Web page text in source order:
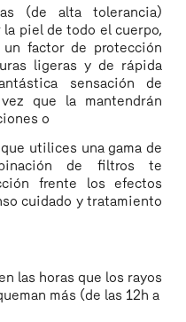
(de alta tolerancia)
piel de todo el cuerpo,
un factor de protección
ligeras y de rápida
sensación de
que la mantendrán
o
utilices una gama de
de filtros te
frente los efectos
cuidado y tratamiento
las horas que los rayos
más (de las 12h a